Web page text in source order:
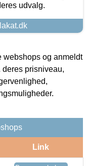
udvalg.
og anmeldt
deres prisniveau,
Link